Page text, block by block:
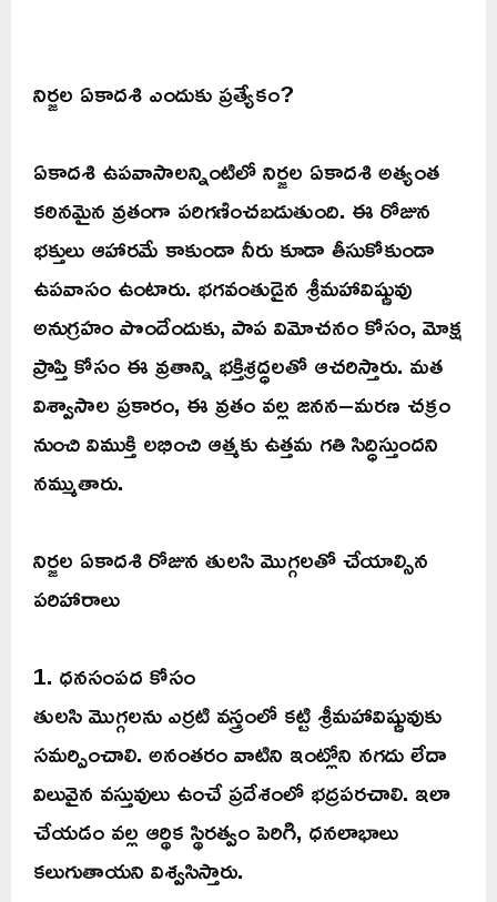
నిర్జల ఏకాదశి ఎందుకు ప్రత్యేకం?
ఏకాదశి ఉపవాసాలన్నింటిలో నిర్జల ఏకాదశి అత్యంత
కఠినమైన వ్రతంగా పరిగణించబడుతుంది. ఈ రోజున
భక్తులు ఆహారమే కాకుండా నీరు కూడా తీసుకోకుండా
ఉపవాసం ఉంటారు. భగవంతుడైన శ్రీమహావిష్ణువు
అనుగ్రహం పొందేందుకు, పాప విమోచనం కోసం, మోక్ష
ప్రాప్తి కోసం ఈ వ్రతాన్ని భక్తిశ్రద్ధలతో ఆచరిస్తారు. మత
విశ్వాసాల ప్రకారం, ఈ వ్రతం వల్ల జనన–మరణ చక్రం
నుంచి విముక్తి లభించి ఆత్మకు ఉత్తమ గతి సిద్ధిస్తుందని
నమ్ముతారు.
నిర్జల ఏకాదశి రోజున తులసి మొగ్గలతో చేయాల్సిన
పరిహారాలు
1. ధనసంపద కోసం
తులసి మొగ్గలను ఎర్రటి వస్త్రంలో కట్టి శ్రీమహావిష్ణువుకు
సమర్పించాలి. అనంతరం వాటిని ఇంట్లోని నగదు లేదా
విలువైన వస్తువులు ఉంచే ప్రదేశంలో భద్రపరచాలి. ఇలా
చేయడం వల్ల ఆర్థిక స్థిరత్వం పెరిగి, ధనలాభాలు
కలుగుతాయని విశ్వసిస్తారు.